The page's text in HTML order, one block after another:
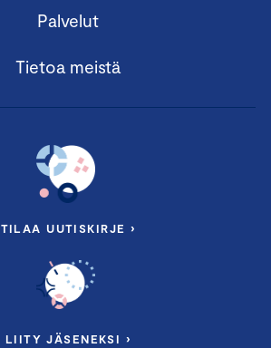
Palvelut
Tietoa meistä
TILAA UUTISKIRJE ›
LIITY JÄSENEKSI ›